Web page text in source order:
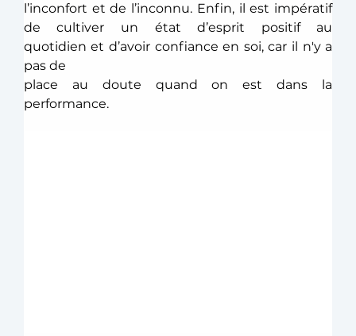
l’inconfort et de l’inconnu. Enfin, il est impératif
de cultiver un état d’esprit positif au
quotidien et d’avoir confiance en soi, car il n'y a
pas de
place au doute quand on est dans la
performance.